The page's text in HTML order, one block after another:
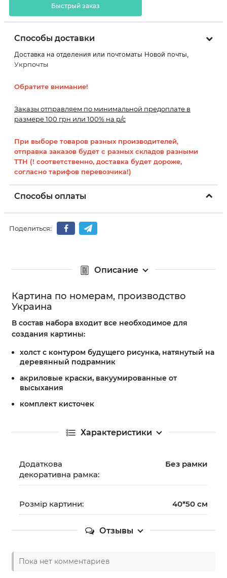
Быстрый заказ
Способы доставки
Доставка на отделения или почтоматы Новой почты,
Укрпочты
Обратите внимание!
Заказы отправляем по минимальной предоплате в
размере 100 грн или 100% на р/с
При выборе товаров разных производителей,
отправка заказов будет с разных складов разными
ТТН (! соответственно, доставка будет дороже,
согласно тарифов перевозчика!)
Способы оплаты
Поделиться:
Описание
Картина по номерам, производство
Украина
В состав набора входит все необходимое для
создания картины:
холст с контуром будущего рисунка, натянутый на
деревянный подрамник
акриловые краски, вакуумированные от
высыхания
комплект кисточек
Характеристики
Додаткова
декоративна рамка:
Без рамки
Розмір картини: 40*50 см
Отзывы
Пока нет комментариев